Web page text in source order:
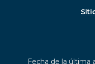
Fecha de la última